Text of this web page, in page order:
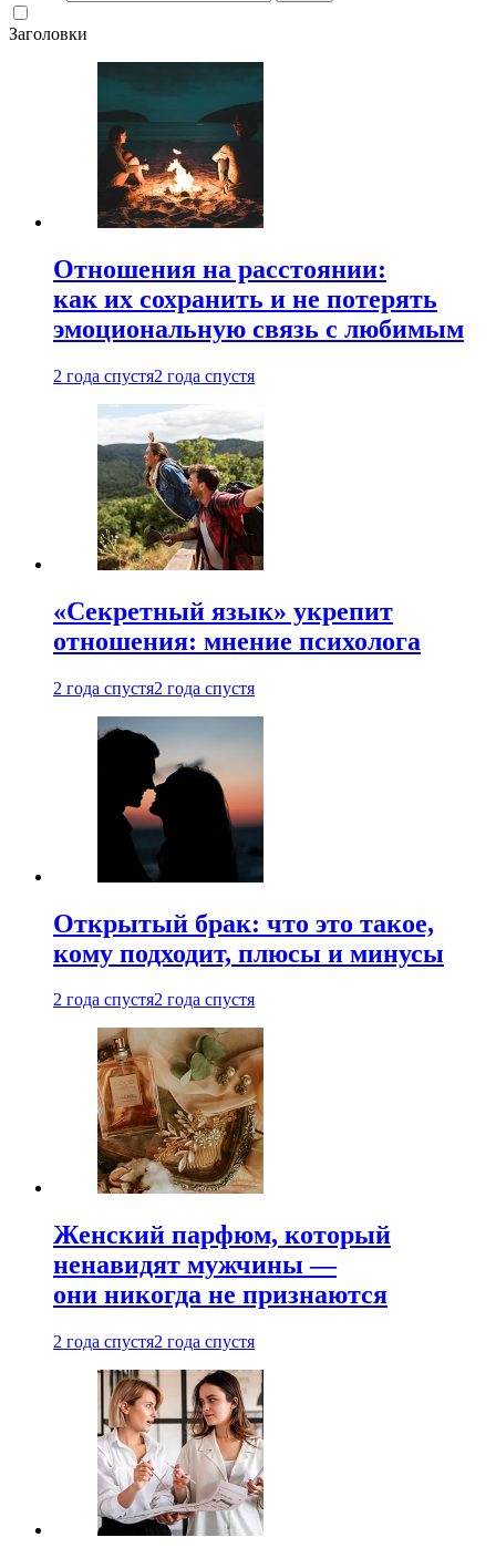
Заголовки
Отношения на расстоянии:
как их сохранить и не потерять
эмоциональную связь с любимым
2 года спустя2 года спустя
«Секретный язык» укрепит
отношения: мнение психолога
2 года спустя2 года спустя
Открытый брак: что это такое,
кому подходит, плюсы и минусы
2 года спустя2 года спустя
Женский парфюм, который
ненавидят мужчины —
они никогда не признаются
2 года спустя2 года спустя